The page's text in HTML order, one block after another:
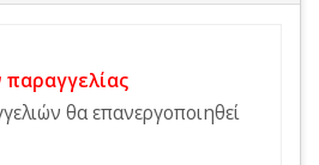
παραγγελίας
θα επανεργοποιηθεί